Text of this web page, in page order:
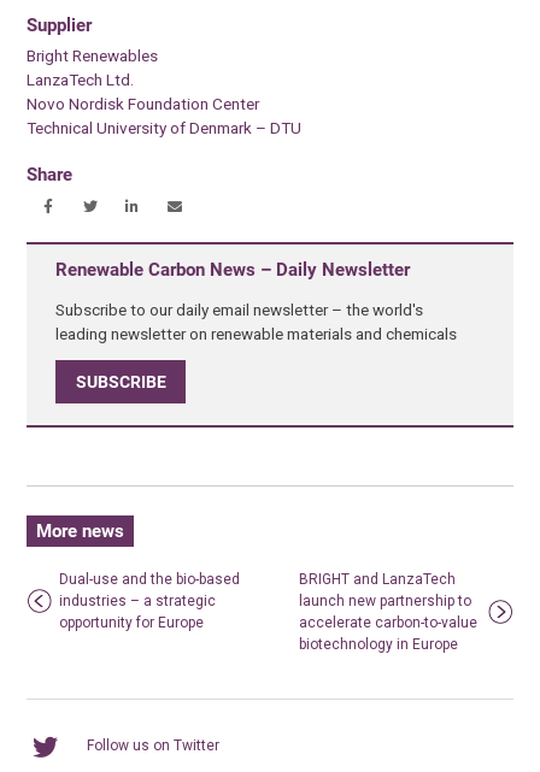
Supplier
Bright Renewables
LanzaTech Ltd.
Novo Nordisk Foundation Center
Technical University of Denmark – DTU
Share
Renewable Carbon News – Daily Newsletter
Subscribe to our daily email newsletter – the world's
leading newsletter on renewable materials and chemicals
SUBSCRIBE
More news
Dual-use and the bio-based
industries – a strategic
opportunity for Europe
BRIGHT and LanzaTech
launch new partnership to
accelerate carbon-to-value
biotechnology in Europe
Follow us on Twitter